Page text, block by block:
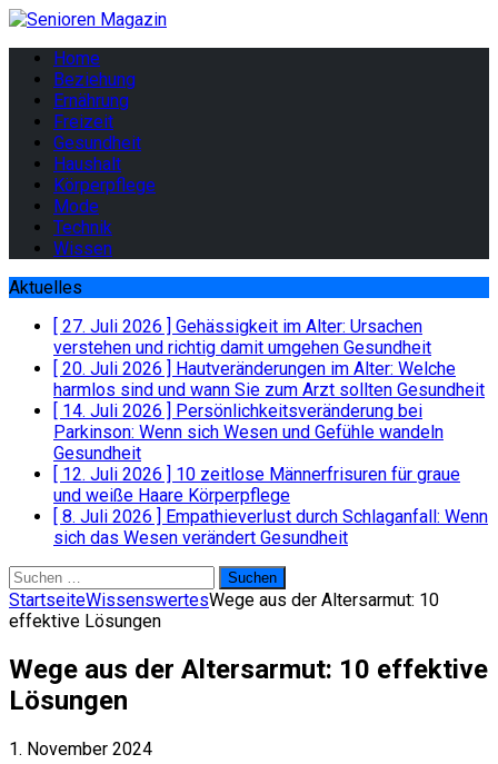
Home
Beziehung
Ernährung
Freizeit
Gesundheit
Haushalt
Körperpflege
Mode
Technik
Wissen
Aktuelles
[ 27. Juli 2026 ] Gehässigkeit im Alter: Ursachen
verstehen und richtig damit umgehen Gesundheit
[ 20. Juli 2026 ] Hautveränderungen im Alter: Welche
harmlos sind und wann Sie zum Arzt sollten Gesundheit
[ 14. Juli 2026 ] Persönlichkeitsveränderung bei
Parkinson: Wenn sich Wesen und Gefühle wandeln
Gesundheit
[ 12. Juli 2026 ] 10 zeitlose Männerfrisuren für graue
und weiße Haare Körperpflege
[ 8. Juli 2026 ] Empathieverlust durch Schlaganfall: Wenn
sich das Wesen verändert Gesundheit
Suchen
nach:
StartseiteWissenswertesWege aus der Altersarmut: 10
effektive Lösungen
Wege aus der Altersarmut: 10 effektive
Lösungen
1. November 2024